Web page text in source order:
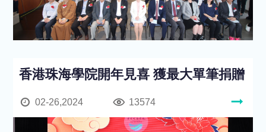
香港珠海學院開年見喜 獲最大單筆捐贈
02-26,2024 13574